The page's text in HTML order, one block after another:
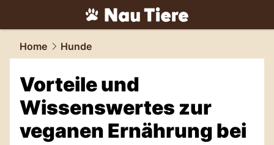
tiere.NAU.ch
Home Hunde
Vorteile und
Wissenswertes zur
veganen Ernährung bei